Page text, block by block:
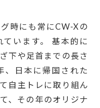
時にも常にCW-Xの
います。 基本的に
下や足首までの長さ
、日本に帰国された
自主トレに取り組ん
、その年のオリジナ